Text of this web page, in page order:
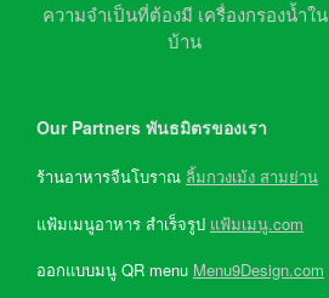
ความจำเป็นที่ต้องมี เครื่องกรองน้ำใน
บ้าน
Our Partners พันธมิตรของเรา
ร้านอาหารจีนโบราณ ลิ้มกวงเม้ง สามย่าน
แฟ้มเมนูอาหาร สำเร็จรูป แฟ้มเมนู.com
ออกแบบมนู QR menu Menu9Design.com